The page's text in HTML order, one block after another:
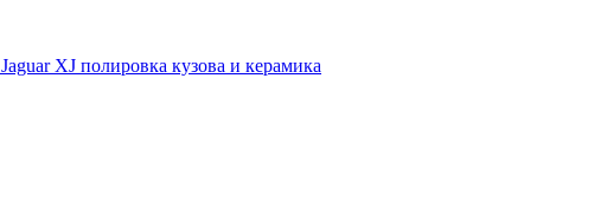
Jaguar XJ полировка кузова и керамика